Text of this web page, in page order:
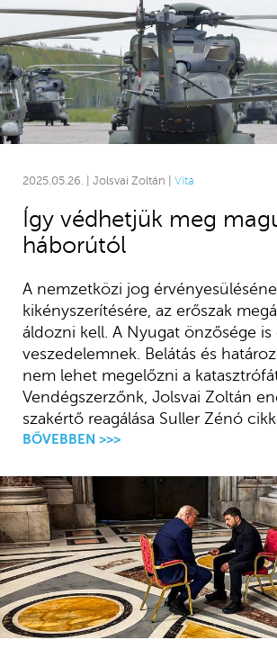
2025.05.26. | Jolsvai Zoltán | Vita
Így védhetjük meg
háborútól
A nemzetközi jog
kikényszerítésére, az erőszak
áldozni kell. A Nyugat önzősége is
veszedelemnek. Belátás és
nem lehet megelőzni a
Vendégszerzőnk, Jolsvai Zoltán
szakértő reagálása Suller Zénó
BŐVEBBEN >>>